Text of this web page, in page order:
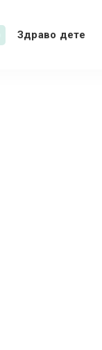
Здраво дете